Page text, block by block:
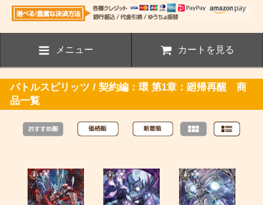
メニュー カートを見る
バトルスピリッツ / 契約編：環 第1章：廻帰再醒 商
品一覧